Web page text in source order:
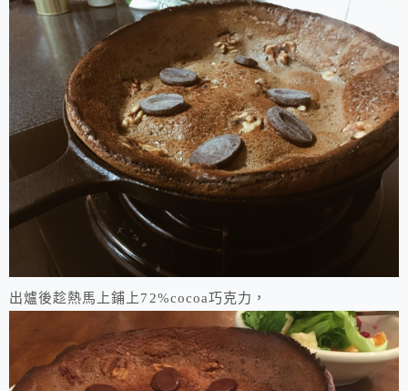
出爐後趁熱馬上鋪上72%cocoa巧克力，